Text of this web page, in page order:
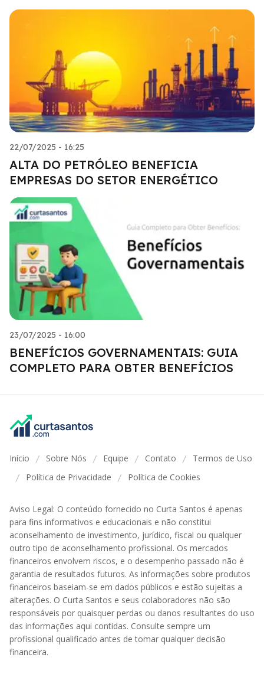
22/07/2025 - 16:25
ALTA DO PETRÓLEO BENEFICIA
EMPRESAS DO SETOR ENERGÉTICO
23/07/2025 - 16:00
BENEFÍCIOS GOVERNAMENTAIS: GUIA
COMPLETO PARA OBTER BENEFÍCIOS
Início / Sobre Nós / Equipe / Contato / Termos de Uso
/ Política de Privacidade / Política de Cookies
Aviso Legal: O conteúdo fornecido no Curta Santos é apenas
para fins informativos e educacionais e não constitui
aconselhamento de investimento, jurídico, fiscal ou qualquer
outro tipo de aconselhamento profissional. Os mercados
financeiros envolvem riscos, e o desempenho passado não é
garantia de resultados futuros. As informações sobre produtos
financeiros baseiam-se em dados públicos e estão sujeitas a
alterações. O Curta Santos e seus colaboradores não são
responsáveis por quaisquer perdas ou danos resultantes do uso
das informações aqui contidas. Consulte sempre um
profissional qualificado antes de tomar qualquer decisão
financeira.